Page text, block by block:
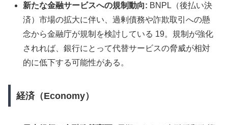
新たな金融サービスへの規制動向: BNPL（後払い決
済）市場の拡大に伴い、過剰債務や詐欺取引への懸
念から金融庁が規制を検討している 19。規制が強化
されれば、銀行にとって代替サービスの脅威が相対
的に低下する可能性がある。
経済（Economy）